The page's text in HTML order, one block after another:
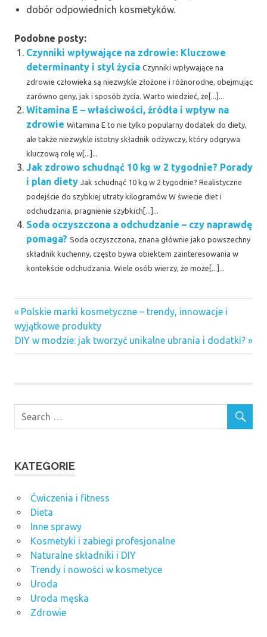
dobór odpowiednich kosmetyków.
Podobne posty:
Czynniki wpływające na zdrowie: Kluczowe
determinanty i styl życia Czynniki wpływające na
zdrowie człowieka są niezwykle złożone i różnorodne, obejmując
zarówno geny, jak i sposób życia. Warto wiedzieć, że[...]...
Witamina E – właściwości, źródła i wpływ na
zdrowie Witamina E to nie tylko popularny dodatek do diety,
ale także niezwykle istotny składnik odżywczy, który odgrywa
kluczową rolę w[...]...
Jak zdrowo schudnąć 10 kg w 2 tygodnie? Porady
i plan diety Jak schudnąć 10 kg w 2 tygodnie? Realistyczne
podejście do szybkiej utraty kilogramów W świecie diet i
odchudzania, pragnienie szybkich[...]...
Soda oczyszczona a odchudzanie – czy naprawdę
pomaga? Soda oczyszczona, znana głównie jako powszechny
składnik kuchenny, często bywa obiektem zainteresowania w
kontekście odchudzania. Wiele osób wierzy, że może[...]...
Nawigacja
wpisu
Previous
Post:
Polskie marki kosmetyczne – trendy, innowacje i
wyjątkowe produkty
Next
Post:
DIY w modzie: jak tworzyć unikalne ubrania i dodatki?
KATEGORIE
Ćwiczenia i fitness
Dieta
Inne sprawy
Kosmetyki i zabiegi profesjonalne
Naturalne składniki i DIY
Trendy i nowości w kosmetyce
Uroda
Uroda męska
Zdrowie